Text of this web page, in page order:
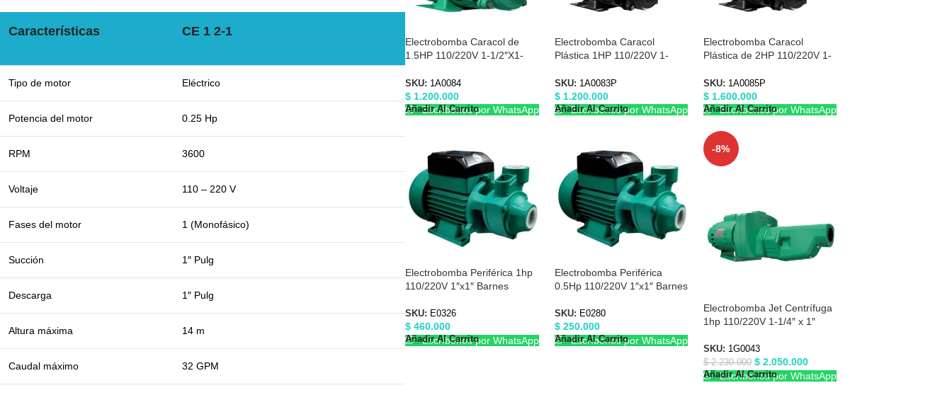
Características CE 1 2-1
Tipo de motor Eléctrico
Potencia del motor 0.25 Hp
RPM 3600
Voltaje 110 – 220 V
Fases del motor 1 (Monofásico)
Succión 1″ Pulg
Descarga 1″ Pulg
Altura máxima 14 m
Caudal máximo 32 GPM
Electrobomba Caracol de
1.5HP 110/220V 1-1/2″X1-
SKU: 1A0084
$ 1.200.000
Añadir Al Carrito
Escríbenos por WhatsApp
Electrobomba Caracol
Plástica 1HP 110/220V 1-
SKU: 1A0083P
$1.200.000
Añadir Al Carrito
Escríbenos por WhatsApp
Electrobomba Caracol
Plástica de 2HP 110/220V 1-
SKU: 1A0085P
$1.600.000
Añadir Al Carrito
Escríbenos por WhatsApp
Electrobomba Periférica 1hp
110/220V 1″x1″ Barnes
SKU: E0326
$ 460.000
Añadir Al Carrito
Escríbenos por WhatsApp
Electrobomba Periférica
0.5Hp 110/220V 1″x1″ Barnes
SKU: E0280
$250.000
Añadir Al Carrito
Escríbenos por WhatsApp
-8%
Electrobomba Jet Centrífuga
1hp 110/220V 1-1/4″ x 1″
SKU: 1G0043
$2.230.000 $2.050.000
Añadir Al Carrito
Escríbenos por WhatsApp